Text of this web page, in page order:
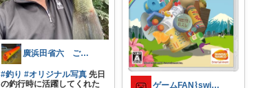
廣浜田省六 ご覧頂きありがとうございます
#釣り #オリジナル写真 先日
の釣行時に活躍してくれた
ゲームFAN⌇switchソフト🎮⚡️